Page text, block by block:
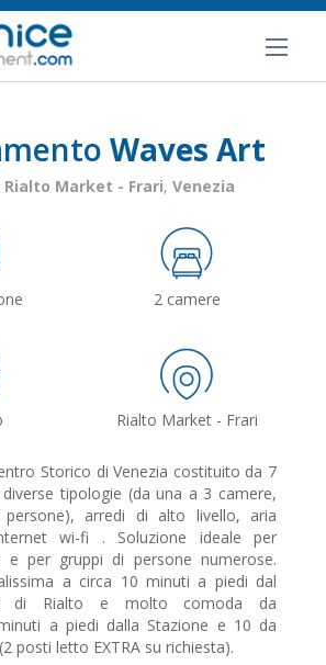
Waves Art
Rialto Market - Frari, Venezia
2 camere
Rialto Market - Frari
Storico di Venezia costituito da 7
tipologie (da una a 3 camere,
arredi di alto livello, aria
wi-fi . Soluzione ideale per
e per gruppi di persone numerose.
a circa 10 minuti a piedi dal
di Rialto e molto comoda da
a piedi dalla Stazione e 10 da
posti letto EXTRA su richiesta).